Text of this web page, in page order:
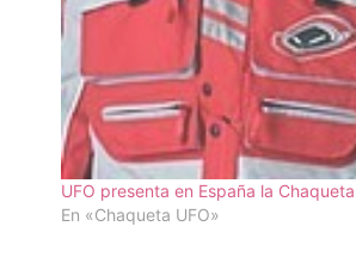
UFO presenta en España la
En «Chaqueta UFO»